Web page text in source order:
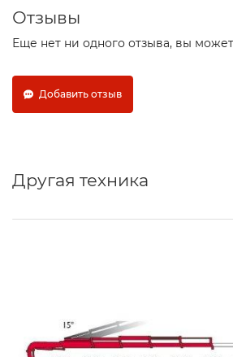
Отзывы
Еще нет ни одного отзыва, вы
Добавить отзыв
Другая техника